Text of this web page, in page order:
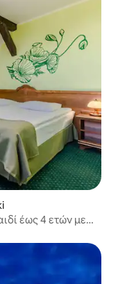
έως 4 ετών με